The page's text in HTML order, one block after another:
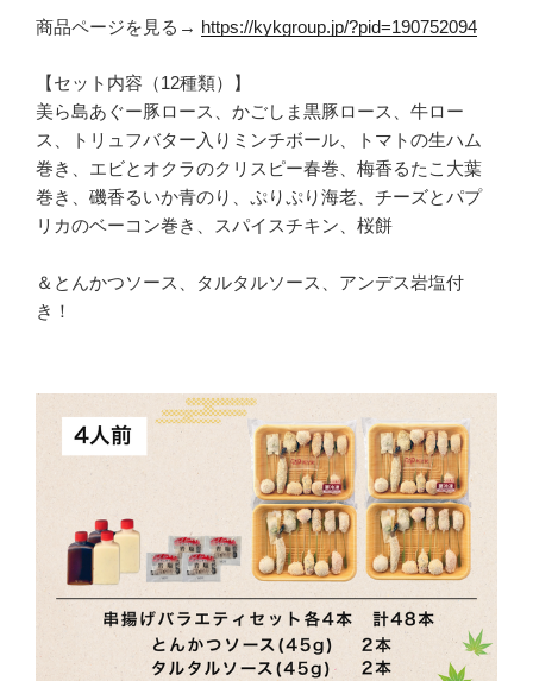
商品ページを見る→ https://kykgroup.jp/?pid=190752094
【セット内容（12種類）】
美ら島あぐー豚ロース、かごしま黒豚ロース、牛ロー
ス、トリュフバター入りミンチボール、トマトの生ハム
巻き、エビとオクラのクリスピー春巻、梅香るたこ大葉
巻き、磯香るいか青のり、ぷりぷり海老、チーズとパプ
リカのベーコン巻き、スパイスチキン、桜餅
＆とんかつソース、タルタルソース、アンデス岩塩付
き！